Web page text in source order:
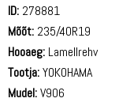
ID: 278881
Mõõt: 235/40R19
Hooaeg: Lamellrehv
Tootja:YOKOHAMA
Mudel:V906